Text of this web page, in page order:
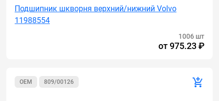
Подшипник шкворня верхний/нижний Volvo
11988554
1006 шт
от975.23 ₽
OEM 809/00126